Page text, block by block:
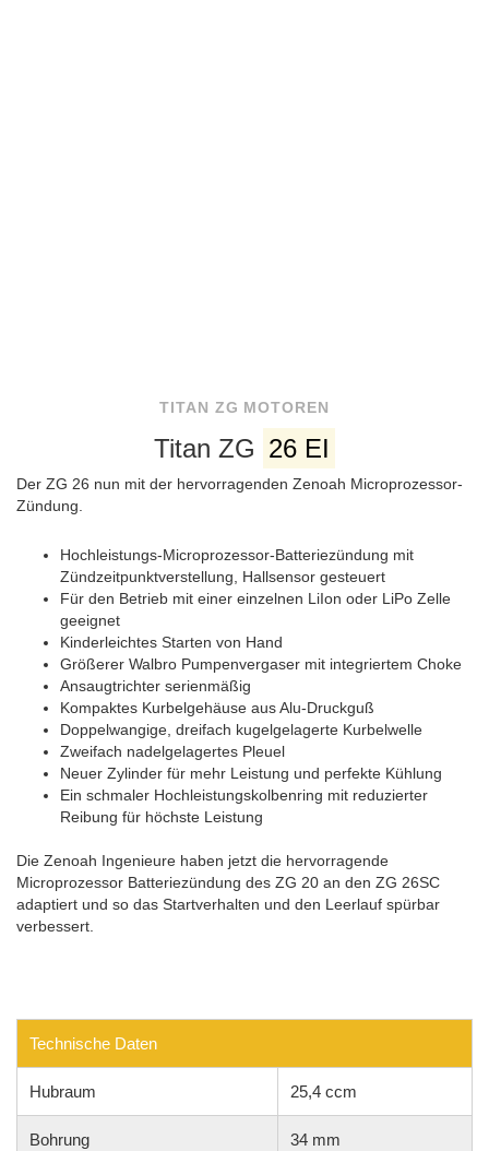
TITAN ZG MOTOREN
Titan ZG 26 EI
Der ZG 26 nun mit der hervorragenden Zenoah Microprozessor-
Zündung.
Hochleistungs-Microprozessor-Batteriezündung mit
Zündzeitpunktverstellung, Hallsensor gesteuert
Für den Betrieb mit einer einzelnen LiIon oder LiPo Zelle
geeignet
Kinderleichtes Starten von Hand
Größerer Walbro Pumpenvergaser mit integriertem Choke
Ansaugtrichter serienmäßig
Kompaktes Kurbelgehäuse aus Alu-Druckguß
Doppelwangige, dreifach kugelgelagerte Kurbelwelle
Zweifach nadelgelagertes Pleuel
Neuer Zylinder für mehr Leistung und perfekte Kühlung
Ein schmaler Hochleistungskolbenring mit reduzierter
Reibung für höchste Leistung
Die Zenoah Ingenieure haben jetzt die hervorragende
Microprozessor Batteriezündung des ZG 20 an den ZG 26SC
adaptiert und so das Startverhalten und den Leerlauf spürbar
verbessert.
Technische Daten
Hubraum 25,4 ccm
Bohrung 34 mm